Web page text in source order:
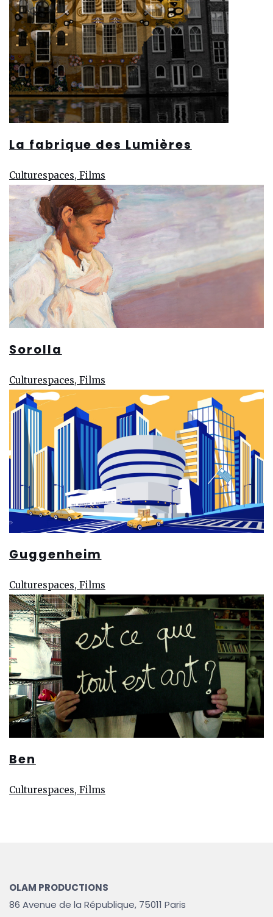
La fabrique des Lumières
Culturespaces, Films
Sorolla
Culturespaces, Films
Guggenheim
Culturespaces, Films
Ben
Culturespaces, Films
OLAM PRODUCTIONS
86 Avenue de la République, 75011 Paris